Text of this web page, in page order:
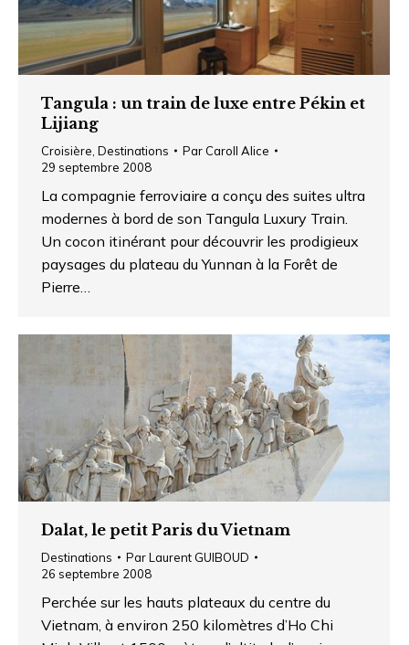
Tangula : un train de luxe entre Pékin et
Lijiang
Croisière Destinations Par Caroll Alice
29 septembre 2008
La compagnie ferroviaire a conçu des suites ultra
modernes à bord de son Tangula Luxury Train.
Un cocon itinérant pour découvrir les prodigieux
paysages du plateau du Yunnan à la Forêt de
Pierre…
Dalat, le petit Paris du Vietnam
Destinations ParLaurent GUIBOUD
26 septembre 2008
Perchée sur les hauts plateaux du centre du
Vietnam, à environ 250 kilomètres d’Ho Chi